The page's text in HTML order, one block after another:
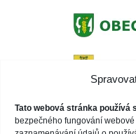
Tato webová stránka používá
bezpečného fungování